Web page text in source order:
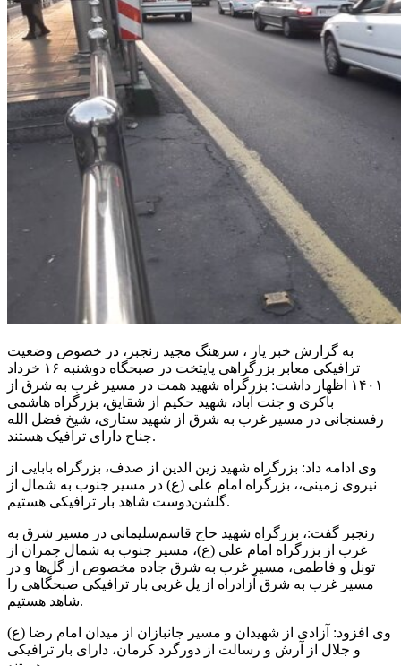
به گزارش خبر یار ، سرهنگ مجید رنجبر، در خصوص وضعیت
ترافیکی معابر بزرگراهی پایتخت در صبحگاه دوشنبه ۱۶ خرداد
۱۴۰۱ اظهار داشت: بزرگراه شهید همت در مسیر غرب به شرق از
باکری و جنت آباد، شهید حکیم از شقایق، بزرگراه هاشمی
رفسنجانی در مسیر غرب به شرق از شهید ستاری، شیخ فضل الله
جناح دارای ترافیک هستند.
وی ادامه داد: بزرگراه شهید زین الدین از صدف، بزرگراه بابایی از
نیروی زمینی،، بزرگراه امام علی (ع) در مسیر جنوب به شمال از
گلشن‌دوست شاهد بار ترافیکی هستیم.
رنجبر گفت:، بزرگراه شهید حاج قاسم‌سلیمانی در مسیر شرق به
غرب از بزرگراه امام علی (ع)، مسیر جنوب به شمال چمران از
تونل و فاطمی، مسیر غرب به شرق جاده مخصوص از گل‌ها و در
مسیر غرب به شرق آزادراه از پل غربی بار ترافیکی صبحگاهی را
شاهد هستیم.
وی افزود: آزادی از شهیدان و مسیر جانبازان از میدان امام رضا (ع)
و جلال از آرش و رسالت از دورگرد کرمان، دارای بار ترافیکی